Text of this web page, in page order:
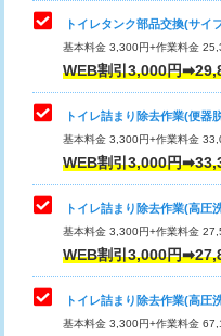
トイレタンク部品交換(サイ
基本料金 3,300円+作業料金
WEB割引3,000円
トイレ詰まり除去作業(便器
基本料金 3,300円+作業料金
WEB割引3,000円
トイレ詰まり除去作業(高圧
基本料金 3,300円+作業料金
WEB割引3,000円
トイレ詰まり除去作業(高
基本料金 3,300円+作業料金